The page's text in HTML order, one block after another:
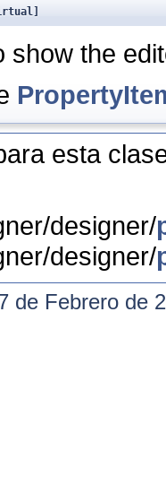
show the
esta
designer/
designer/
de Febrero de